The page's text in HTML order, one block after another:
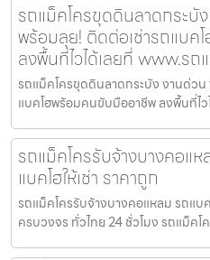
รถแม็คโครขุดดินลาดกระบัง
พร้อมลุย! ติดต่อเช่ารถแบ
ลงพื้นที่ไวได้เลยที่ www.รถ
รถแม็คโครขุดดินลาดกระบัง งานด่วน
แบคโฮพร้อมคนขับมืออาชีพ ลงพื้นที่ไ
รถแม็คโครรับจ้างบางคอแ
แบคโฮให้เช่า ราคาถูก
รถแม็คโครรับจ้างบางคอแหลม รถแบ
ครบวงจร ทั่วไทย 24 ชั่วโมง รถแม็ค